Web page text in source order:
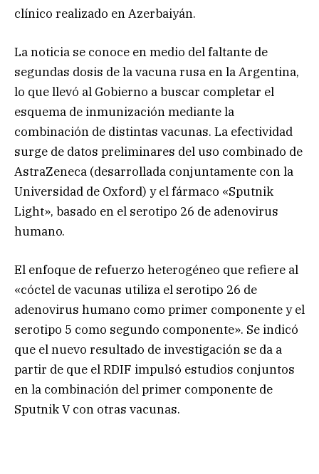
clínico realizado en Azerbaiyán.
La noticia se conoce en medio del faltante de
segundas dosis de la vacuna rusa en la Argentina,
lo que llevó al Gobierno a buscar completar el
esquema de inmunización mediante la
combinación de distintas vacunas. La efectividad
surge de datos preliminares del uso combinado de
AstraZeneca (desarrollada conjuntamente con la
Universidad de Oxford) y el fármaco «Sputnik
Light», basado en el serotipo 26 de adenovirus
humano.
El enfoque de refuerzo heterogéneo que refiere al
«cóctel de vacunas utiliza el serotipo 26 de
adenovirus humano como primer componente y el
serotipo 5 como segundo componente». Se indicó
que el nuevo resultado de investigación se da a
partir de que el RDIF impulsó estudios conjuntos
en la combinación del primer componente de
Sputnik V con otras vacunas.